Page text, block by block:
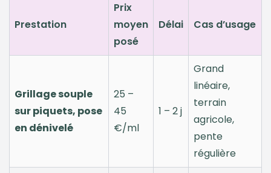
Prestation
Prix
moyen
posé
Délai Cas d’usage
Grillage souple
sur piquets, pose
en dénivelé
25 –
45
€/ml
1 – 2 j
Grand
linéaire,
terrain
agricole,
pente
régulière